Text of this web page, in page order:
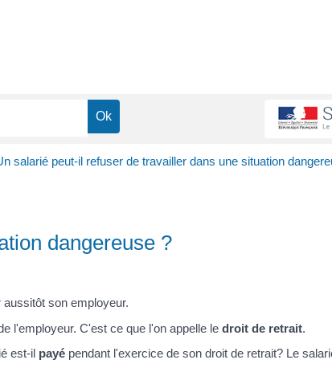
salarié peut-il refuser de travailler dans une situation
dangereuse ?
aussitôt son employeur.
l'employeur. C'est ce que l'on appelle le droit de retrait.
est-il payé pendant l'exercice de son droit de retrait? Le